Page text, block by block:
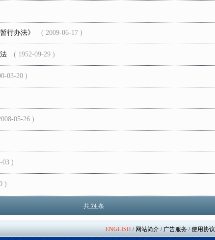
行办法》 ( 2009-06-17 )
( 1952-09-29 )
03-20 )
05-26 )
)
)
共 74 条
ENGLISH/ 网站简介/ 广告服务/使用协议